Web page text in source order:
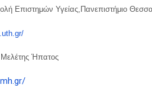
Επιστημών Υγείας,Πανεπιστήμιο
Μελέτης Ήπατος